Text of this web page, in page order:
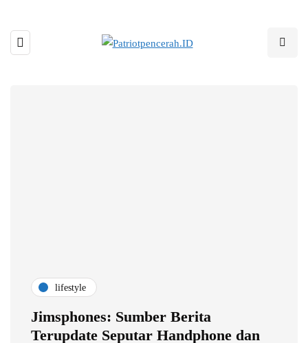
lifestyle
Jimsphones: Sumber Berita
Terupdate Seputar Handphone dan